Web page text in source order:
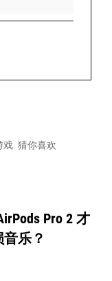
戏 猜你喜欢
Pro 2 才
乐？